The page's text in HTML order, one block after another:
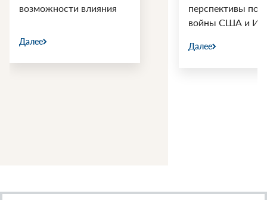
возможности влияния
Далее
перспективы
войны США и
Далее